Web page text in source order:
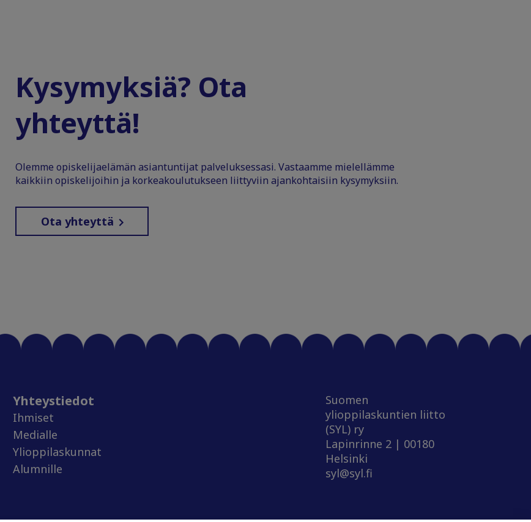
Kysymyksiä? Ota
yhteyttä!
Olemme opiskelijaelämän asiantuntijat palveluksessasi. Vastaamme mielellämme
kaikkiin opiskelijoihin ja korkeakoulutukseen liittyviin ajankohtaisiin kysymyksiin.
Ota yhteyttä
Yhteystiedot
Ihmiset
Medialle
Ylioppilaskunnat
Alumnille
Suomen
ylioppilaskuntien liitto
(SYL) ry
Lapinrinne 2 | 00180
Helsinki
syl@syl.fi